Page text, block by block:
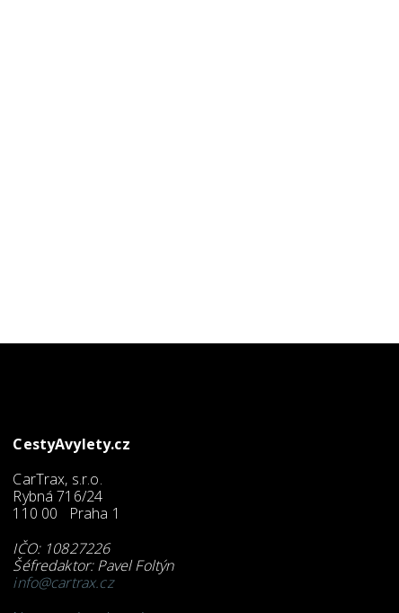
CestyAvylety.cz
CarTrax, s.r.o.
Rybná 716/24
110 00 Praha 1
IČO: 10827226
Šéfredaktor: Pavel Foltýn
info@cartrax.cz